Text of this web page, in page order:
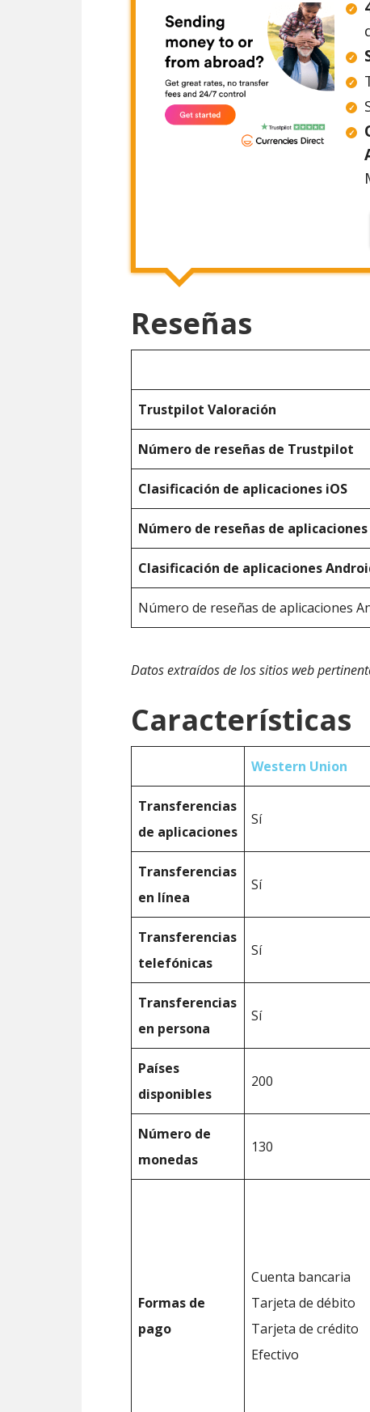
Reseñas
Trustpilot Valoración
Número de reseñas de Trustpilot
Clasificación de aplicaciones iOS
Número de reseñas de aplicaciones
Clasificación de aplicaciones
Número de reseñas de aplicaciones
Datos extraídos de los sitios web
Características
Western Union
Transferencias
de aplicaciones
Sí
Transferencias
en línea
Sí
Transferencias
telefónicas
Sí
Transferencias
en persona
Sí
Países
disponibles
200
Número de
monedas
130
Formas de
pago
Cuenta bancaria
Tarjeta de débito
Tarjeta de crédito
Efectivo